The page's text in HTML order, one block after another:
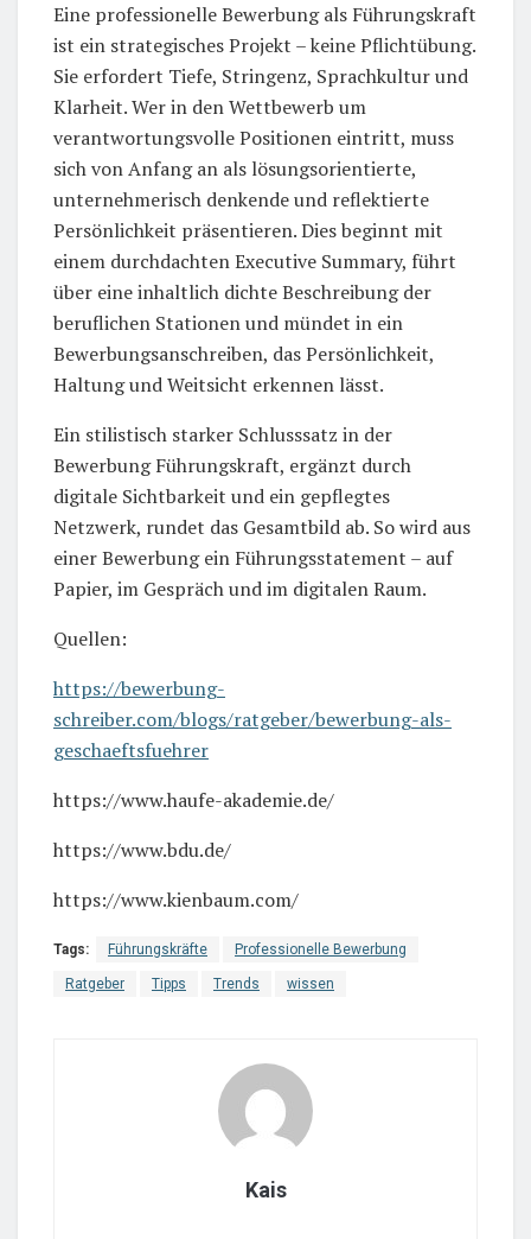
Eine professionelle Bewerbung als Führungskraft
ist ein strategisches Projekt – keine Pflichtübung.
Sie erfordert Tiefe, Stringenz, Sprachkultur und
Klarheit. Wer in den Wettbewerb um
verantwortungsvolle Positionen eintritt, muss
sich von Anfang an als lösungsorientierte,
unternehmerisch denkende und reflektierte
Persönlichkeit präsentieren. Dies beginnt mit
einem durchdachten Executive Summary, führt
über eine inhaltlich dichte Beschreibung der
beruflichen Stationen und mündet in ein
Bewerbungsanschreiben, das Persönlichkeit,
Haltung und Weitsicht erkennen lässt.
Ein stilistisch starker Schlusssatz in der
Bewerbung Führungskraft, ergänzt durch
digitale Sichtbarkeit und ein gepflegtes
Netzwerk, rundet das Gesamtbild ab. So wird aus
einer Bewerbung ein Führungsstatement – auf
Papier, im Gespräch und im digitalen Raum.
Quellen:
https://bewerbung-
schreiber.com/blogs/ratgeber/bewerbung-als-
geschaeftsfuehrer
https://www.haufe-akademie.de/
https://www.bdu.de/
https://www.kienbaum.com/
Tags: Führungskräfte Professionelle Bewerbung
Ratgeber Tipps Trends wissen
Kais